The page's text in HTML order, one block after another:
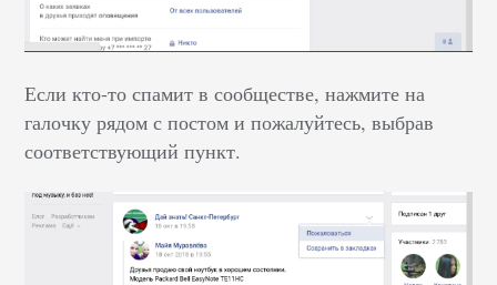
Если кто-то спамит в сообществе, нажмите на
галочку рядом с постом и пожалуйтесь, выбрав
соответствующий пункт.